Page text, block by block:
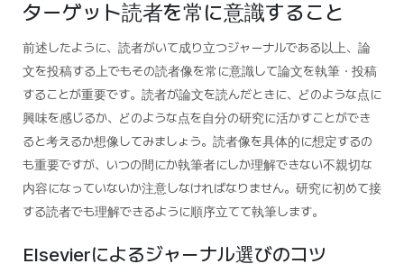
ターゲット読者を常に意識すること
前述したように、読者がいて成り立つジャーナルである以上、論
文を投稿する上でもその読者像を常に意識して論文を執筆・投稿
することが重要です。読者が論文を読んだときに、どのような点に
興味を感じるか、どのような点を自分の研究に活かすことができ
ると考えるか想像してみましょう。読者像を具体的に想定するの
も重要ですが、いつの間にか執筆者にしか理解できない不親切な
内容になっていないか注意しなければなりません。研究に初めて接
する読者でも理解できるように順序立てて執筆します。
Elsevierによるジャーナル選びのコツ